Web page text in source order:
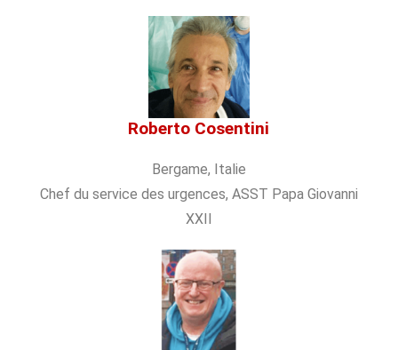
Roberto Cosentini
Bergame, Italie
Chef du service des urgences, ASST Papa Giovanni
XXII